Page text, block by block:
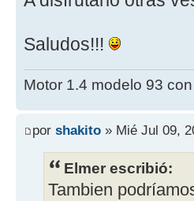
Saludos!!!
Motor 1.4 modelo 93
por shakito » Mié Jul 09,
Elmer escribió:
Tambien